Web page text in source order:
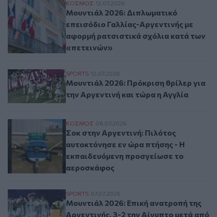
Μουντιάλ 2026: Διπλωματικό επεισόδιο
ΚΟΣΜΟΣ 12.07.2026
Μουντιάλ 2026: Διπλωματικό
επεισόδιο Γαλλίας-Αργεντινής με
αφορμή ρατσιστικά σχόλια κατά των
«πετεινών»
Μουντιάλ 2026: Πρόκριση θρίλερ για την
SPORTS 12.07.2026
Μουντιάλ 2026: Πρόκριση θρίλερ για
την Αργεντινή και τώρα η Αγγλία
Σοκ στην Αργεντινή: Πιλότος
ΚΟΣΜΟΣ 08.07.2026
Σοκ στην Αργεντινή: Πιλότος
αυτοκτόνησε εν ώρα πτήσης - Η
εκπαιδευόμενη προσγείωσε το
αεροσκάφος
Μουντιάλ 2026: Επική ανατροπή της
SPORTS 07.07.2026
Μουντιάλ 2026: Επική ανατροπή της
Αργεντινής, 3-2 την Αίγυπτο μετά από